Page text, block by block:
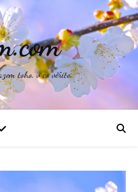
toho, v co věříte.